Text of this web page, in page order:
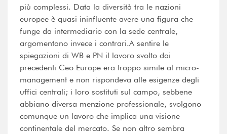
più complessi. Data la diversità tra le nazioni
europee è quasi ininfluente avere una figura che
funge da intermediario con la sede centrale,
argomentano invece i contrari.A sentire le
spiegazioni di WB e PN il lavoro svolto dai
precedenti Ceo Europe era troppo simile al micro-
management e non rispondeva alle esigenze degli
uffici centrali; i loro sostituti sul campo, sebbene
abbiano diversa menzione professionale, svolgono
comunque un lavoro che implica una visione
continentale del mercato. Se non altro sembra